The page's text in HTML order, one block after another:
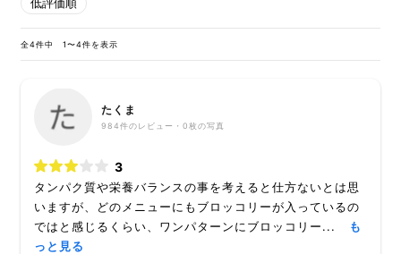
全4件中 1〜4件を表示
たくま
984件のレビュー・ 0枚の写真
3
タンパク質や栄養バランスの事を考えると仕方ないとは思
いますが、どのメニューにもブロッコリーが入っているの
ではと感じるくらい、ワンパターンにブロッコリー...
も
っと見る